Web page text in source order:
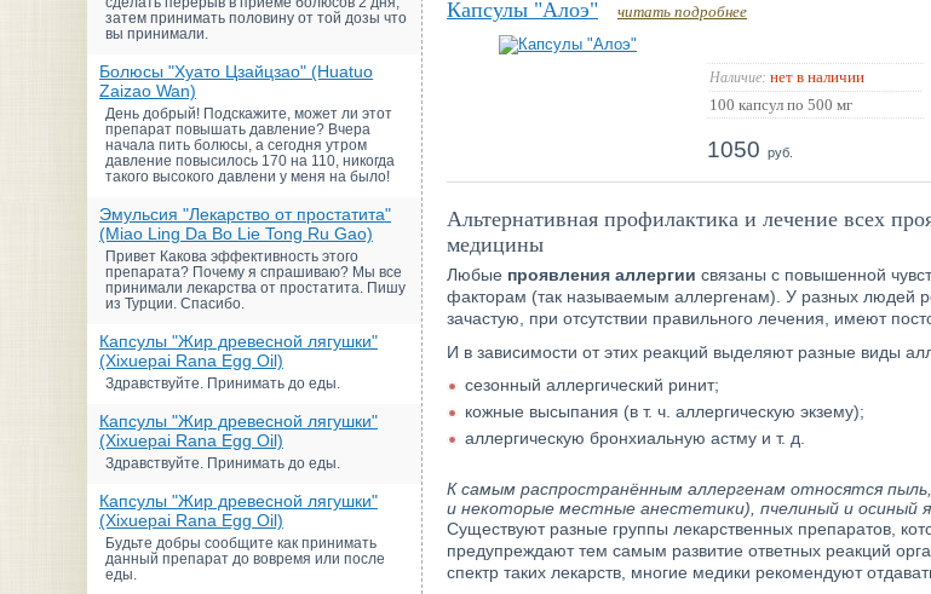
затем принимать половину от той дозы что
вы принимали.
Болюсы "Хуато Цзайцзао" (Huatuo
Zaizao Wan)
День добрый! Подскажите, может ли этот
препарат повышать давление? Вчера
начала пить болюсы, а сегодня утром
давление повысилось 170 на 110, никогда
такого высокого давлени у меня на было!
Эмульсия "Лекарство от простатита"
(Miao Ling Da Bo Lie Tong Ru Gao)
Привет Какова эффективность этого
препарата? Почему я спрашиваю? Мы все
принимали лекарства от простатита. Пишу
из Турции. Спасибо.
Капсулы "Жир древесной лягушки"
(Xixuepai Rana Egg Oil)
Здравствуйте. Принимать до еды.
Капсулы "Жир древесной лягушки"
(Xixuepai Rana Egg Oil)
Здравствуйте. Принимать до еды.
Капсулы "Жир древесной лягушки"
(Xixuepai Rana Egg Oil)
Будьте добры сообщите как принимать
данный препарат до вовремя или после
еды.
Капсулы "Алоэ" читать подробнее
Наличие: нет в наличии
100 капсул по 500 мг
1050 руб.
Альтернативная профилактика и лечение всех
медицины
Любые проявления аллергии связаны с повышенной
факторам (так называемым аллергенам). У разных людей
зачастую, при отсутствии правильного лечения, имеют
И в зависимости от этих реакций выделяют разные виды
сезонный аллергический ринит;
кожные высыпания (в т. ч. аллергическую экзему);
аллергическую бронхиальную астму и т. д.
К самым распространённым аллергенам относятся
и некоторые местные анестетики), пчелиный и осиный
Существуют разные группы лекарственных препаратов,
предупреждают тем самым развитие ответных реакций
спектр таких лекарств, многие медики рекомендуют